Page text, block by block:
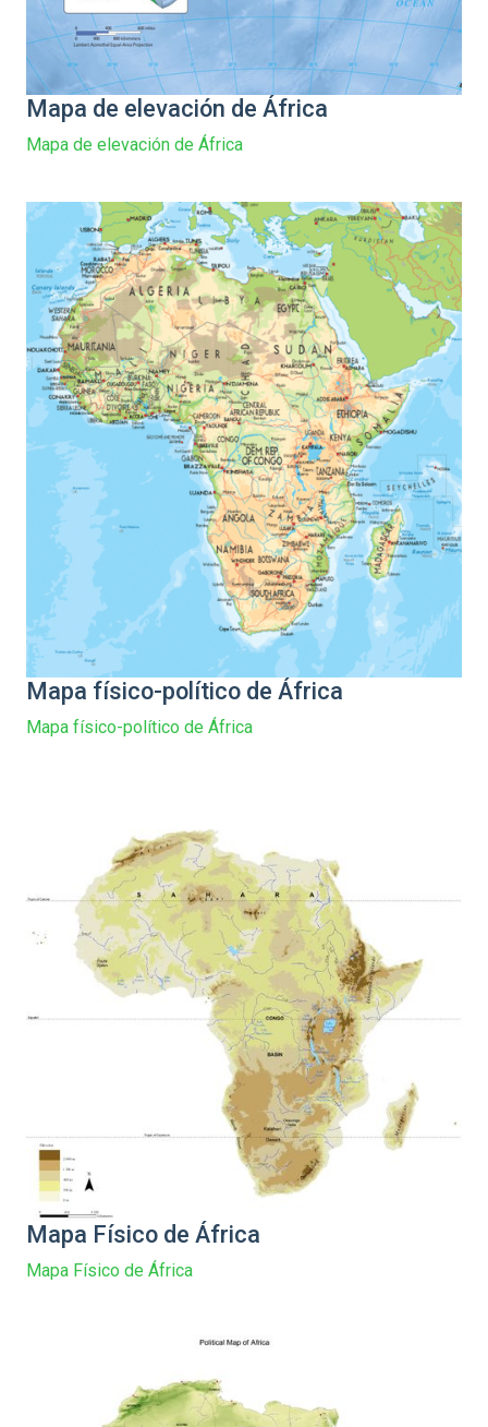
Mapa de elevación de África
Mapa de elevación de África
Mapa físico-político de África
Mapa físico-político de África
Mapa Físico de África
Mapa Físico de África